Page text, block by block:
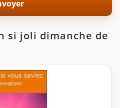
si joli dimanche de